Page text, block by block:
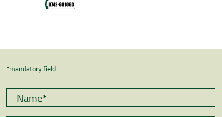
*mandatory field